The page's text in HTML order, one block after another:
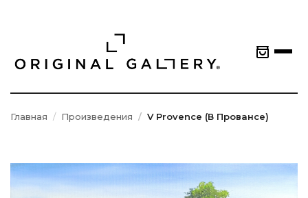
Главная Произведения V Provence (В Провансе)